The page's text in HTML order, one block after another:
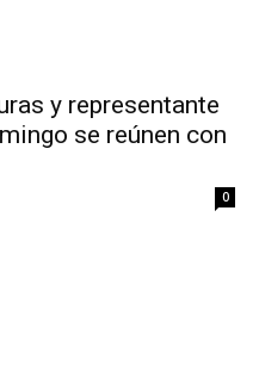
y representante
se reúnen con
0